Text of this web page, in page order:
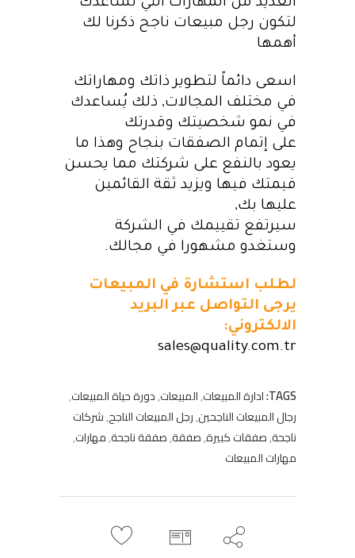
العديد من المهارات التي تساعدك
لتكون رجل مبيعات ناجح ذكرنا لك
أهمها
اسعى دائماً لتطوير ذاتك ومهاراتك
في مختلف المجالات, ذلك يُساعدك
في نمو شخصيتك وقدرتك
على إتمام الصفقات بنجاح وهذا ما
يعود بالنفع على شركتك مما يحسن
قيمتك فيها ويزيد ثقة القائمين
عليها بك,
سيرتفع تقييمك في الشركة
وستغدو مشهورا في مجالك.
لطلب استشارة في المبيعات
يرجى التواصل عبر البريد
الالكتروني:
sales@quality.com.tr
TAGS: ادارة المبيعات,المبيعات,دورة حياة المبيعات,
رجال المبيعات الناجحين,رجل المبيعات الناجح,شركات
ناجحة,صفقات كبيرة,صفقة,صفقة ناجحة,مهارات,
مهارات المبيعات